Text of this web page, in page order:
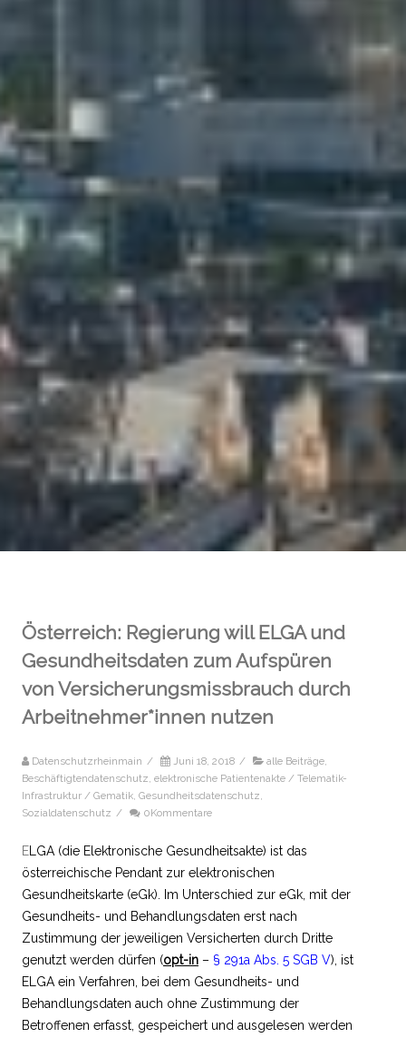
Österreich: Regierung will ELGA und
Gesundheitsdaten zum Aufspüren
von Versicherungsmissbrauch durch
Arbeitnehmer*innen nutzen
Datenschutzrheinmain / Juni 18, 2018 / alle Beiträge
Beschäftigtendatenschutz elektronische Patientenakte / Telematik-
Infrastruktur / Gematik Gesundheitsdatenschutz
Sozialdatenschutz / 0Kommentare
ELGA (die Elektronische Gesundheitsakte) ist das
österreichische Pendant zur elektronischen
Gesundheitskarte (eGk). Im Unterschied zur eGk, mit der
Gesundheits- und Behandlungsdaten erst nach
Zustimmung der jeweiligen Versicherten durch Dritte
genutzt werden dürfen (opt-in – § 291a Abs. 5 SGB V), ist
ELGA ein Verfahren, bei dem Gesundheits- und
Behandlungsdaten auch ohne Zustimmung der
Betroffenen erfasst, gespeichert und ausgelesen werden